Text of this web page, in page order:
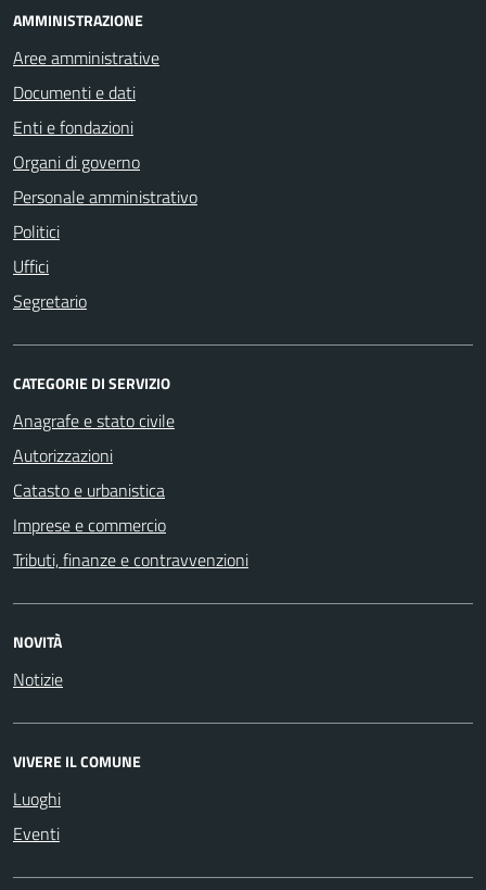
AMMINISTRAZIONE
Aree amministrative
Documenti e dati
Enti e fondazioni
Organi di governo
Personale amministrativo
Politici
Uffici
Segretario
CATEGORIE DI SERVIZIO
Anagrafe e stato civile
Autorizzazioni
Catasto e urbanistica
Imprese e commercio
Tributi, finanze e contravvenzioni
NOVITÀ
Notizie
VIVERE IL COMUNE
Luoghi
Eventi